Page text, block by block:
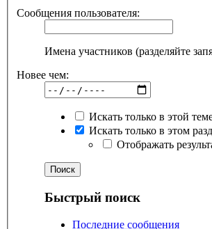
Сообщения пользователя:
Имена участников (разделяйте
Новее чем:
Искать только в этой
Искать только в этом
Отображать
Быстрый поиск
Последние сообщения